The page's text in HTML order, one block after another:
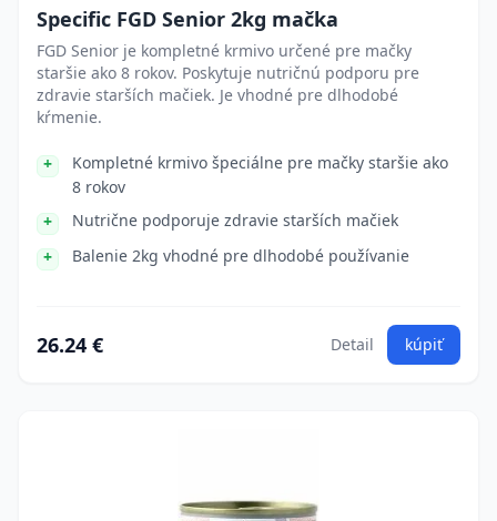
Specific FGD Senior 2kg mačka
FGD Senior je kompletné krmivo určené pre mačky
staršie ako 8 rokov. Poskytuje nutričnú podporu pre
zdravie starších mačiek. Je vhodné pre dlhodobé
kŕmenie.
Kompletné krmivo špeciálne pre mačky staršie ako
8 rokov
Nutrične podporuje zdravie starších mačiek
Balenie 2kg vhodné pre dlhodobé používanie
26.24 € Detail kúpiť